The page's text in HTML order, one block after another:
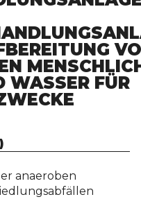
WASSER FÜR
anaeroben